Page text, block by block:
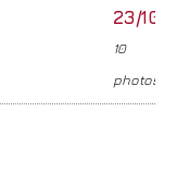
23/10/
10
photos